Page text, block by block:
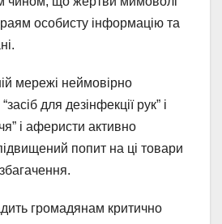
особисту інформацію та
мережі неймовірно
для дезінфекції рук” і
і аферисти активно
попит на ці товари
громадянам критично